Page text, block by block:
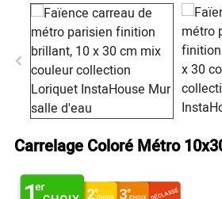
Carrelage Coloré Métro